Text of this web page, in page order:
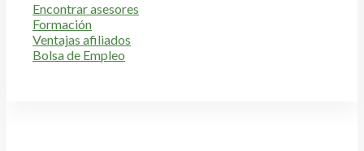
Encontrar asesores
Formación
Ventajas afiliados
Bolsa de Empleo